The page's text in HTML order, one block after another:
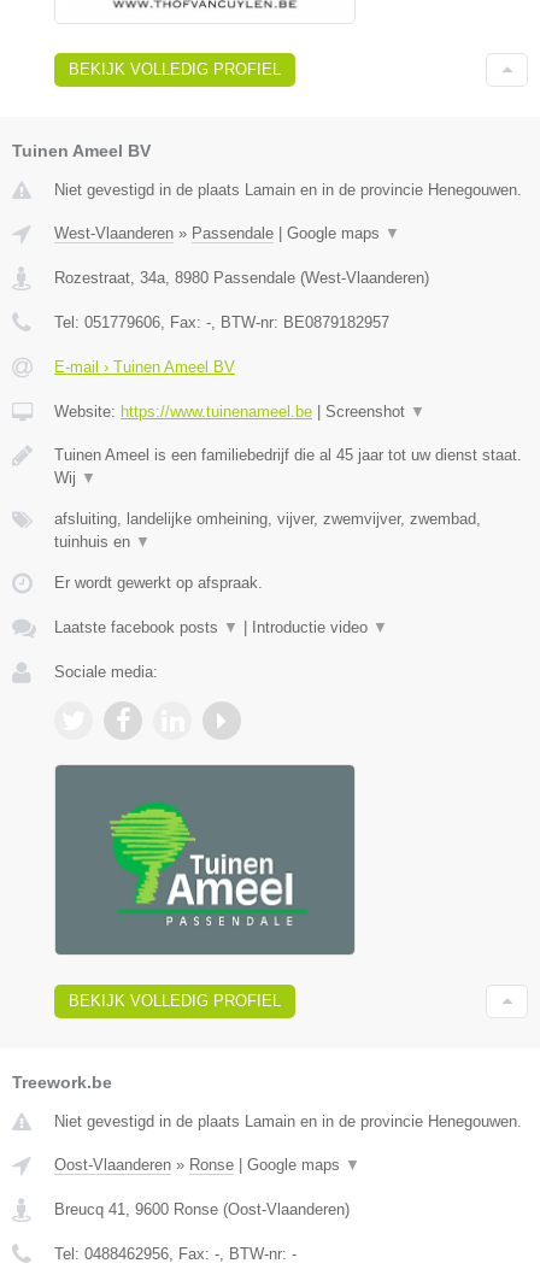
BEKIJK VOLLEDIG PROFIEL
Tuinen Ameel BV
Niet gevestigd in de plaats Lamain en in de provincie Henegouwen.
West-Vlaanderen » Passendale Google maps ▼
Rozestraat, 34a, 8980 Passendale (West-Vlaanderen)
Tel: 051779606, Fax: -, BTW-nr: BE0879182957
E-mail › Tuinen Ameel BV
Website: https://www.tuinenameel.be Screenshot ▼
Tuinen Ameel is een familiebedrijf die al 45 jaar tot uw dienst staat.
Wij ▼
afsluiting, landelijke omheining, vijver, zwemvijver, zwembad,
tuinhuis en ▼
Er wordt gewerkt op afspraak.
Laatste facebook posts ▼ Introductie video ▼
Sociale media:
BEKIJK VOLLEDIG PROFIEL
Treework.be
Niet gevestigd in de plaats Lamain en in de provincie Henegouwen.
Oost-Vlaanderen » Ronse Google maps ▼
Breucq 41 9600 Ronse (Oost-Vlaanderen)
Tel: 0488462956 , Fax: - , BTW-nr: -